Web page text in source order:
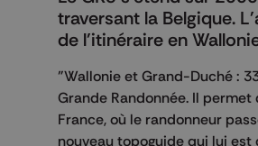
traversant la Belgique.
de l'itinéraire en
"Wallonie et Grand-Duché :
Grande Randonnée. Il
France, où le randonneur
nouveau topoguide qui lui